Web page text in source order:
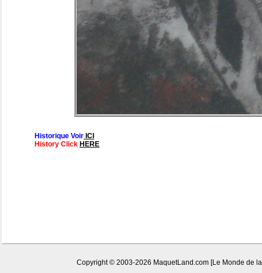
Historique Voir ICI
History Click HERE
Copyright © 2003-2026 MaquetLand.com [Le Monde de